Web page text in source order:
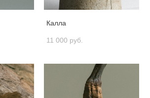
Калла
11 000 pуб.